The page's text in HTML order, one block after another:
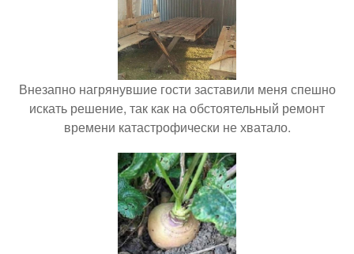
Внезапно нагрянувшие гости заставили меня спешно
искать решение, так как на обстоятельный ремонт
времени катастрофически не хватало.